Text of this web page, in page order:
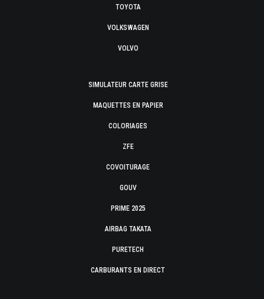
TOYOTA
VOLKSWAGEN
VOLVO
SIMULATEUR CARTE GRISE
MAQUETTES EN PAPIER
COLORIAGES
ZFE
COVOITURAGE
GOUV
PRIME 2025
AIRBAG TAKATA
PURETECH
CARBURANTS EN DIRECT